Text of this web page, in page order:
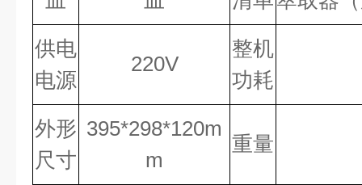
供电
电源
220V
整机
功耗
外形
尺寸
395*298*120m
m
重量